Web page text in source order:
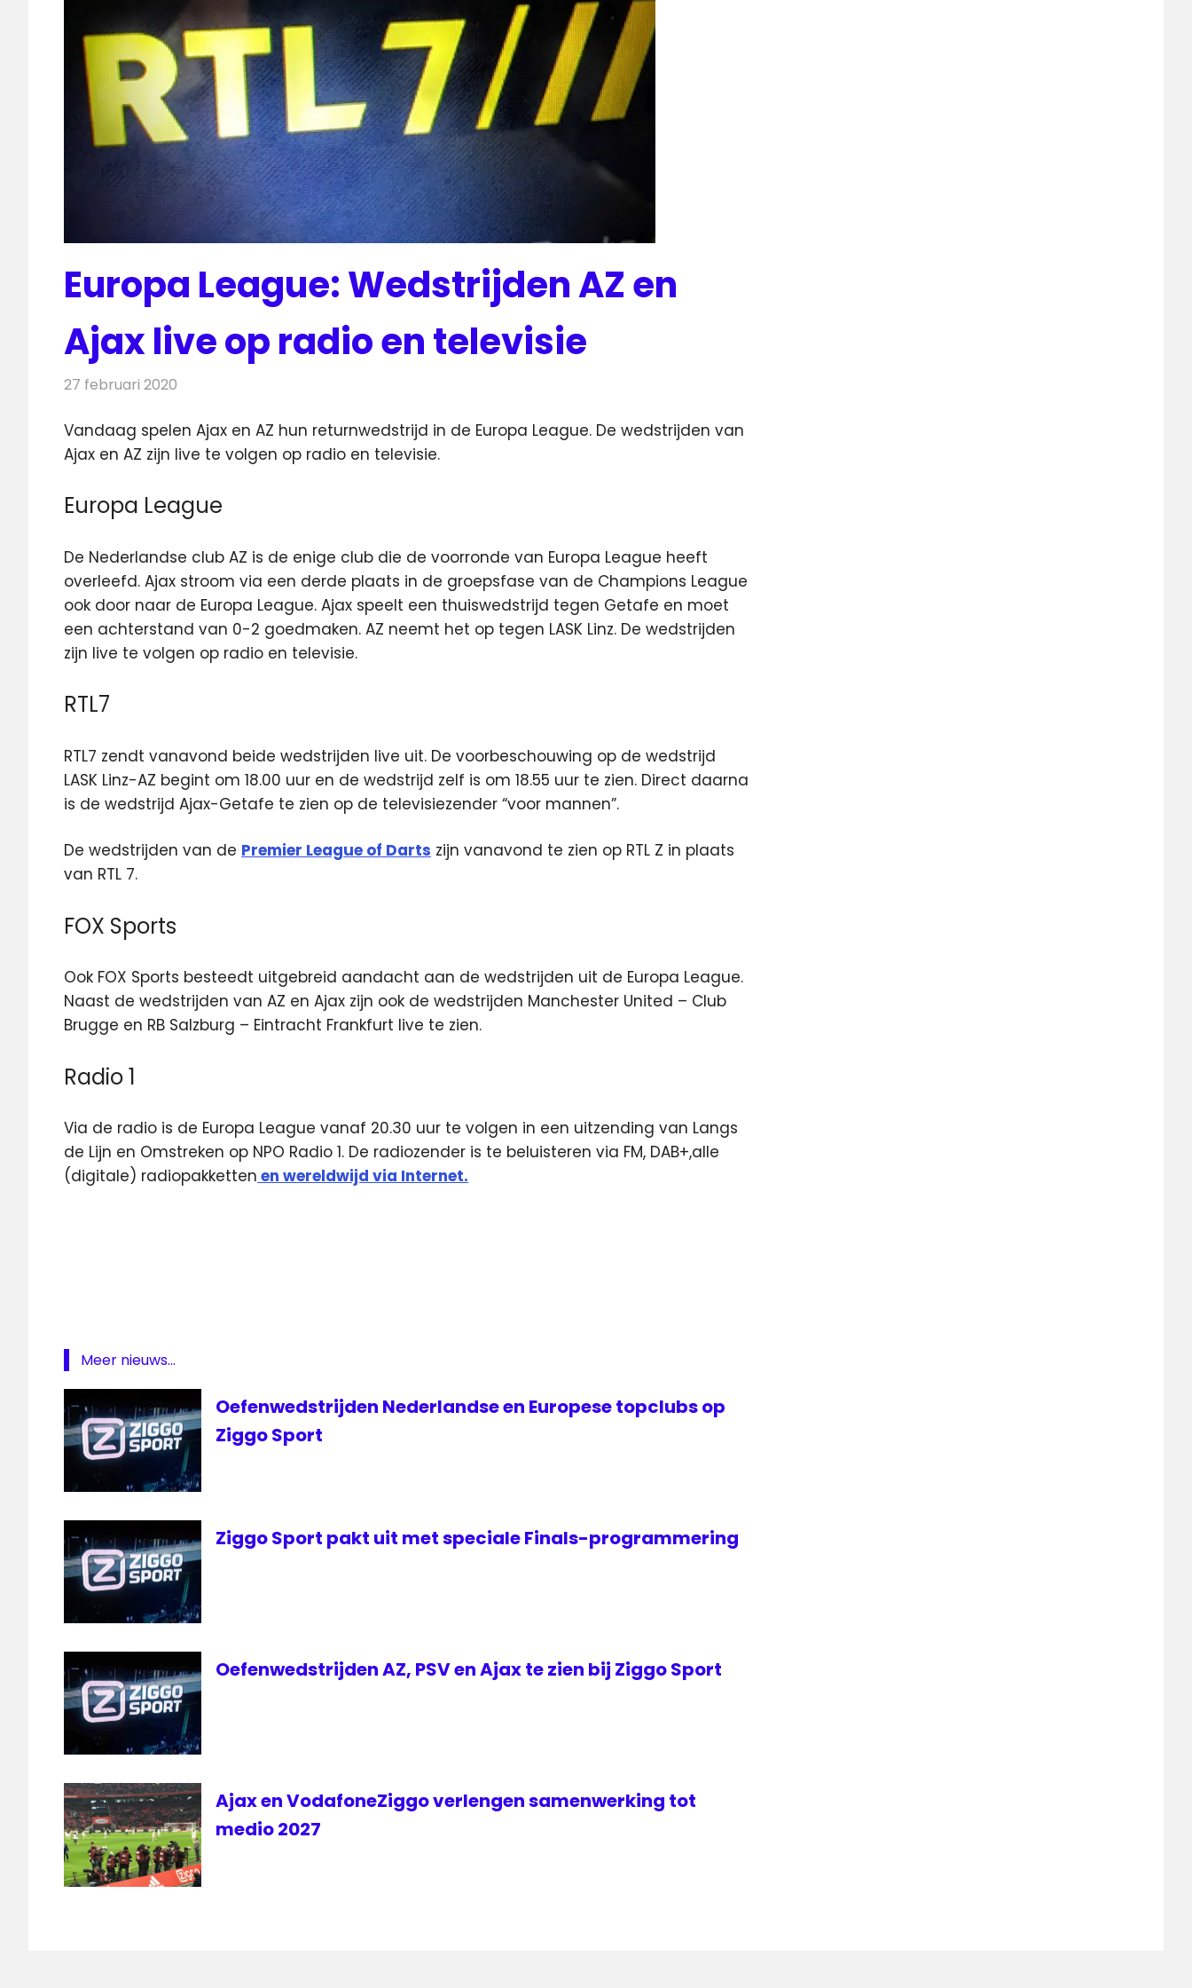
Europa League: Wedstrijden AZ en
Ajax live op radio en televisie
27 februari 2020
Vandaag spelen Ajax en AZ hun returnwedstrijd in de Europa League. De wedstrijden van
Ajax en AZ zijn live te volgen op radio en televisie.
Europa League
De Nederlandse club AZ is de enige club die de voorronde van Europa League heeft
overleefd. Ajax stroom via een derde plaats in de groepsfase van de Champions League
ook door naar de Europa League. Ajax speelt een thuiswedstrijd tegen Getafe en moet
een achterstand van 0-2 goedmaken. AZ neemt het op tegen LASK Linz. De wedstrijden
zijn live te volgen op radio en televisie.
RTL7
RTL7 zendt vanavond beide wedstrijden live uit. De voorbeschouwing op de wedstrijd
LASK Linz-AZ begint om 18.00 uur en de wedstrijd zelf is om 18.55 uur te zien. Direct daarna
is de wedstrijd Ajax-Getafe te zien op de televisiezender “voor mannen”.
De wedstrijden van de Premier League of Darts zijn vanavond te zien op RTL Z in plaats
van RTL 7.
FOX Sports
Ook FOX Sports besteedt uitgebreid aandacht aan de wedstrijden uit de Europa League.
Naast de wedstrijden van AZ en Ajax zijn ook de wedstrijden Manchester United – Club
Brugge en RB Salzburg – Eintracht Frankfurt live te zien.
Radio 1
Via de radio is de Europa League vanaf 20.30 uur te volgen in een uitzending van Langs
de Lijn en Omstreken op NPO Radio 1. De radiozender is te beluisteren via FM, DAB+,alle
(digitale) radiopakketten en wereldwijd via Internet.
League
Fox
Sports
live
Ajax
AZ
radio
1
RTL7
Meer nieuws...
Oefenwedstrijden Nederlandse en Europese topclubs op
Ziggo Sport
Ziggo Sport pakt uit met speciale Finals-programmering
Oefenwedstrijden AZ, PSV en Ajax te zien bij Ziggo Sport
Ajax en VodafoneZiggo verlengen samenwerking tot
medio 2027